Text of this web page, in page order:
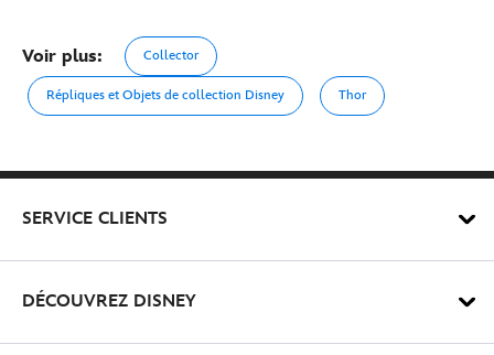
418149942264.html
http://schema.org/OutOfStock
Voir plus: Collector
Répliques et Objets de collection Disney Thor
SERVICE CLIENTS
DÉCOUVREZ DISNEY